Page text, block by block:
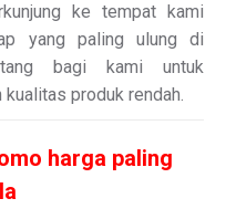
ke tempat kami
yang paling ulung di
bagi kami untuk
produk rendah.
harga paling